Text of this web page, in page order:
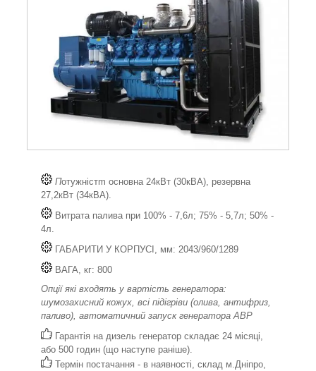
Потужністm основна 24кВт (30кВА), резервна
27,2кВт (34кВА).
Витрата палива при 100% - 7,6л; 75% - 5,7л; 50% -
4л.
ГАБАРИТИ У КОРПУСІ, мм: 2043/960/1289
ВАГА, кг: 800
Опції які входять у вартість генератора:
шумозахисний кожух, всі підігріви (олива, антифриз,
паливо), автоматичний запуск генератора АВР
Гарантія на дизель генератор складає 24 місяці,
або 500 годин (що наступе раніше).
Термін постачання - в наявності, склад м.Дніпро,